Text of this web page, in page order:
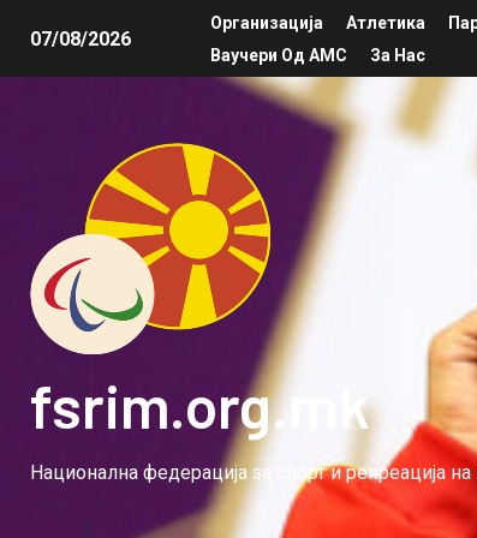
07/08/2026
Организација Атлетика
Ваучери Од АМС
За Нас
fsrim.org.mk
Национална федерација за спорт и рекреација